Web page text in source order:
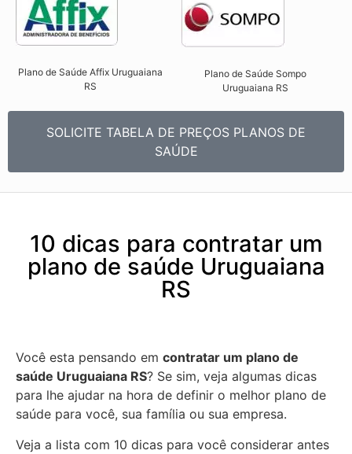
Plano de Saúde Affix Uruguaiana
RS​
Plano de Saúde Sompo
Uruguaiana RS​
SOLICITE TABELA DE PREÇOS PLANOS DE
SAÚDE
10 dicas para contratar um
plano de saúde Uruguaiana
RS
Você esta pensando em contratar um plano de
saúde Uruguaiana RS? Se sim, veja algumas dicas
para lhe ajudar na hora de definir o melhor plano de
saúde para você, sua família ou sua empresa.
Veja a lista com 10 dicas para você considerar antes